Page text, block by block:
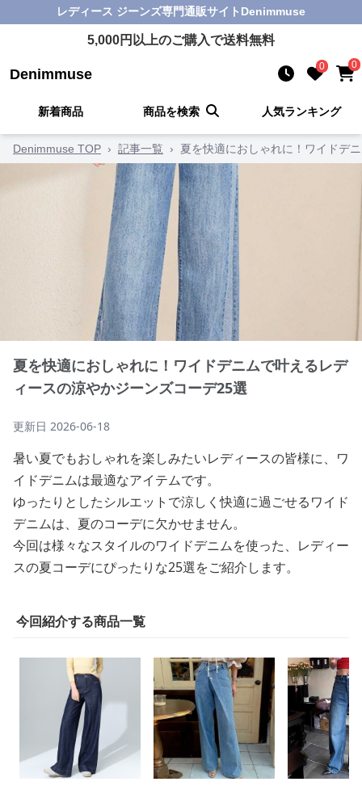
レディース ジーンズ専門通販サイト Denimmuse
5,000円以上のご購入で送料無料
Denimmuse 0 0
新着商品 商品を検索 人気ランキング
Denimmuse TOP › 記事一覧 › 夏を快適におしゃれに！ワイドデ
夏を快適におしゃれに！ワイドデニムで叶えるレデ
ィースの涼やかジーンズコーデ25選
更新日 2026-06-18
暑い夏でもおしゃれを楽しみたいレディースの皆様に、ワ
イドデニムは最適なアイテムです。
ゆったりとしたシルエットで涼しく快適に過ごせるワイド
デニムは、夏のコーデに欠かせません。
今回は様々なスタイルのワイドデニムを使った、レディー
スの夏コーデにぴったりな25選をご紹介します。
今回紹介する商品一覧